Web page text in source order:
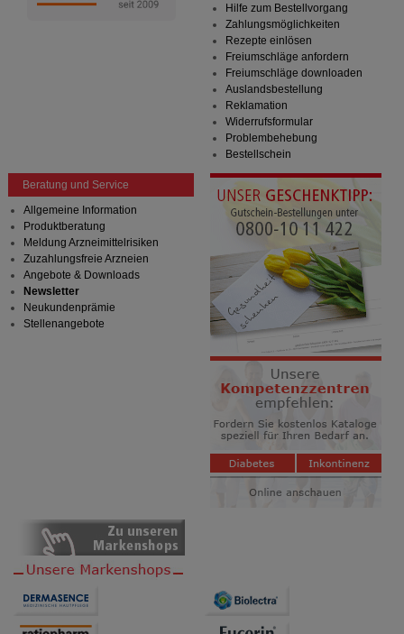
auf unserer Website aber auch die Werbung auf
Drittseiten möglichst relevant für Sie zu gestalten.
Bitte beachten Sie, dass Daten hierfür teilweise an
Dritte wie z.B. Google oder soziale Medien
Hilfe zum Bestellvorgang
Zahlungsmöglichkeiten
Rezepte einlösen
Freiumschläge anfordern
Freiumschläge downloaden
Auslandsbestellung
Reklamation
Widerrufsformular
Problembehebung
Bestellschein
Beratung und Service
Allgemeine Information
Produktberatung
Meldung Arzneimittelrisiken
Zuzahlungsfreie Arzneien
Angebote & Downloads
Newsletter
Neukundenprämie
Stellenangebote